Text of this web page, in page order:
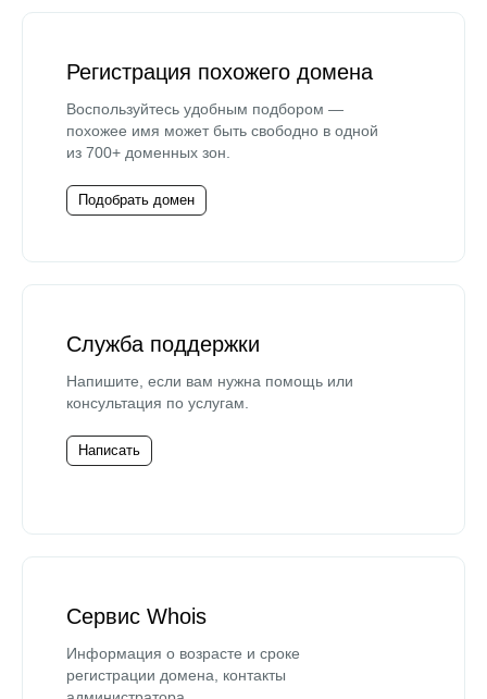
Регистрация похожего домена
Воспользуйтесь удобным подбором —
похожее имя может быть свободно в одной
из 700+ доменных зон.
Подобрать домен
Служба поддержки
Напишите, если вам нужна помощь или
консультация по услугам.
Написать
Сервис Whois
Информация о возрасте и сроке
регистрации домена, контакты